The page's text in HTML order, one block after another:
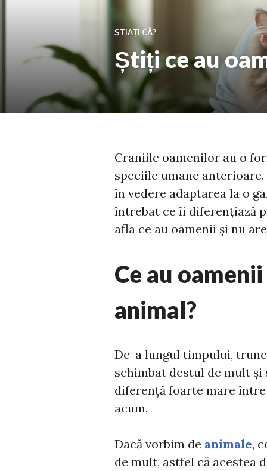
ȘTIAȚI CĂ?
Știți ce au
Craniile oamenilor au o
speciile umane
în vedere adaptarea la o
întrebat ce îi diferențiază
afla ce au oamenii și nu
Ce au
animal?
De-a lungul timpului,
schimbat destul de mult și
diferență foarte mare
acum.
Dacă vorbim de animale,
de mult, astfel că acestea